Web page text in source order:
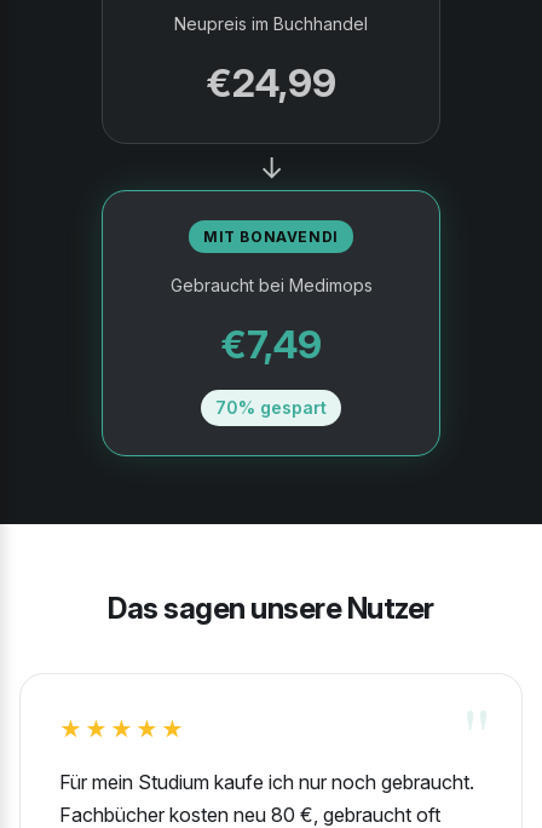
Neupreis im Buchhandel
€24,99
→
MIT BONAVENDI
Gebraucht bei Medimops
€7,49
70% gespart
Das sagen unsere Nutzer
★★★★★
Für mein Studium kaufe ich nur noch gebraucht.
Fachbücher kosten neu 80 €, gebraucht oft